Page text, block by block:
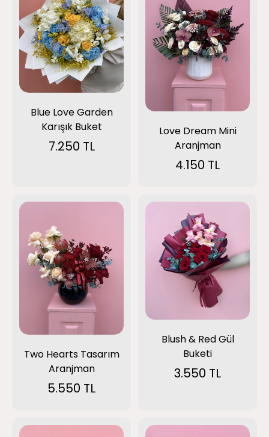
Blue Love Garden
Karışık Buket
7.250 TL
Love Dream Mini
Aranjman
4.150 TL
Two Hearts Tasarım
Aranjman
5.550 TL
Blush & Red Gül
Buketi
3.550 TL